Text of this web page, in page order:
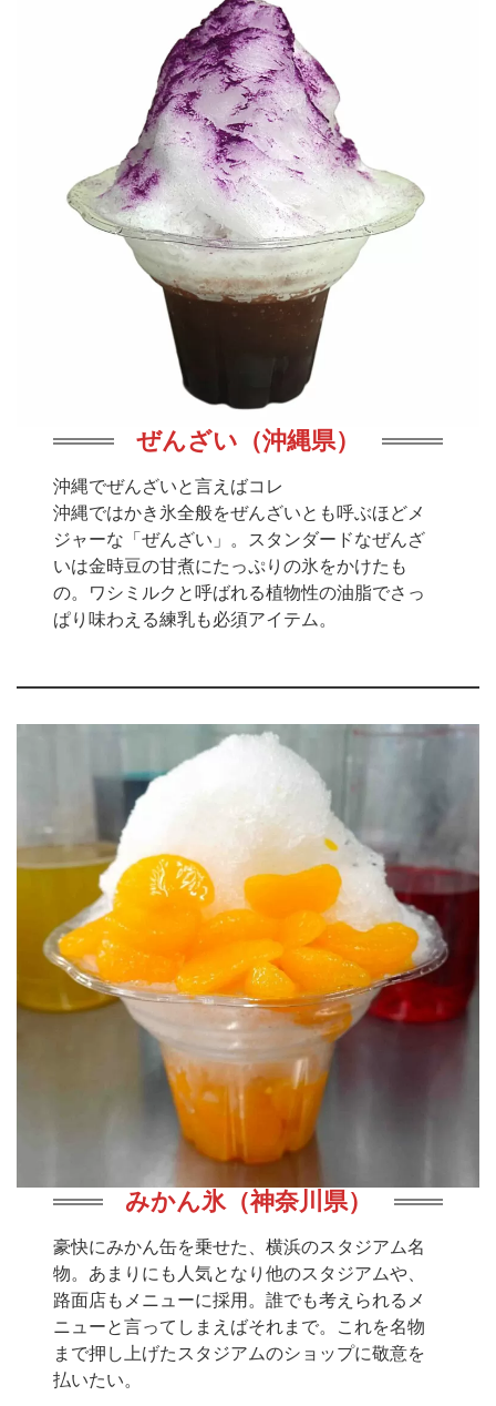
ぜんざい（沖縄県）
沖縄でぜんざいと言えばコレ
沖縄ではかき氷全般をぜんざいとも呼ぶほどメ
ジャーな「ぜんざい」。スタンダードなぜんざ
いは金時豆の甘煮にたっぷりの氷をかけたも
の。ワシミルクと呼ばれる植物性の油脂でさっ
ぱり味わえる練乳も必須アイテム。
みかん氷（神奈川県）
豪快にみかん缶を乗せた、横浜のスタジアム名
物。あまりにも人気となり他のスタジアムや、
路面店もメニューに採用。誰でも考えられるメ
ニューと言ってしまえばそれまで。これを名物
まで押し上げたスタジアムのショップに敬意を
払いたい。